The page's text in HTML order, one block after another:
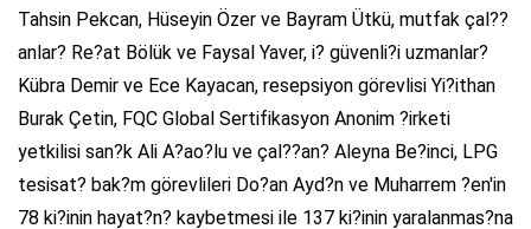
Tahsin Pekcan, Hüseyin Özer ve Bayram Ütkü, mutfak çal??
anlar? Re?at Bölük ve Faysal Yaver, i? güvenli?i uzmanlar?
Kübra Demir ve Ece Kayacan, resepsiyon görevlisi Yi?ithan
Burak Çetin, FQC Global Sertifikasyon Anonim ?irketi
yetkilisi san?k Ali A?ao?lu ve çal??an? Aleyna Be?inci, LPG
tesisat? bak?m görevlileri Do?an Ayd?n ve Muharrem ?en'in
78 ki?inin hayat?n? kaybetmesi ile 137 ki?inin yaralanmas?na